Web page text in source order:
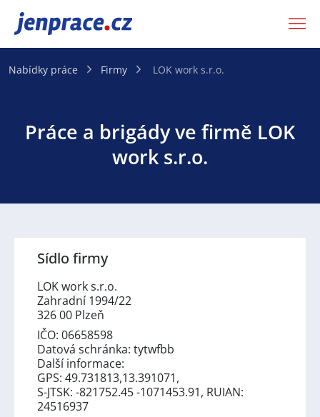
JenPráce.cz
Nabídky práce Firmy LOK work s.r.o.
Práce a brigády ve firmě LOK
work s.r.o.
Sídlo firmy
LOK work s.r.o.
Zahradní 1994/22
326 00 Plzeň
IČO: 06658598
Datová schránka: tytwfbb
Další informace:
GPS: 49.731813,13.391071,
S-JTSK: -821752.45 -1071453.91, RUIAN:
24516937